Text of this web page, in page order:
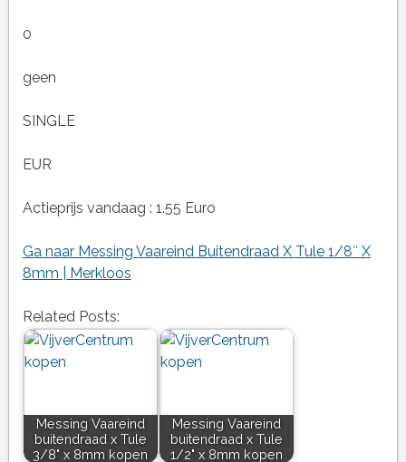
0
geen
SINGLE
EUR
Actieprijs vandaag : 1.55 Euro
Ga naar Messing Vaareind Buitendraad X Tule 1/8″ X
8mm | Merkloos
Related Posts:
Messing Vaareind
buitendraad x Tule
3/8" x 8mm kopen
Messing Vaareind
buitendraad x Tule
1/2" x 8mm kopen